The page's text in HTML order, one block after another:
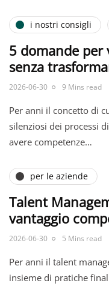
i nostri consigli
5 domande
senza
2026-06-30 9 Mins read
Per anni il concetto di
silenziosi dei processi
avere competenze…
per le aziende
Talent
vantaggio
2026-06-30 5 Mins read
Per anni il talent
insieme di pratiche